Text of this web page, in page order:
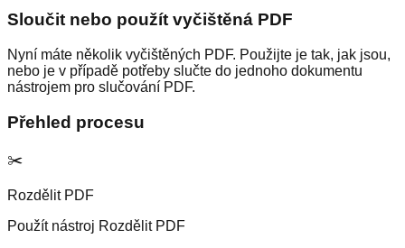
Sloučit nebo použít vyčištěná PDF
Nyní máte několik vyčištěných PDF. Použijte je tak, jak jsou,
nebo je v případě potřeby slučte do jednoho dokumentu
nástrojem pro slučování PDF.
Přehled procesu
✂️
Rozdělit PDF
Použít nástroj Rozdělit PDF